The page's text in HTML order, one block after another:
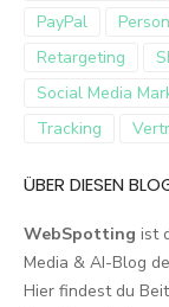
PayPal
Retargeting
Social Media
Tracking
ÜBER DIESEN
WebSpotting ist
Media & AI-Blog
Hier findest du